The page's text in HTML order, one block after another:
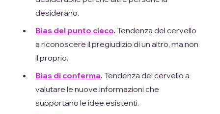
desiderano.
Bias del punto cieco. Tendenza del cervello
a riconoscere il pregiudizio di un altro, ma non
il proprio.
Bias di conferma. Tendenza del cervello a
valutare le nuove informazioni che
supportano le idee esistenti.